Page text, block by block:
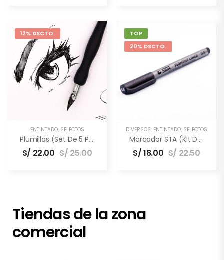
12% DSCTO.
ENTINTADO, SELECTOS
Plumillas (Set De 5 Puntas)
S/ 22.00 S/25.00
TOP
20% DSCTO.
DIVERSOS, ENTINTADO, SELECTOS
Marcador STA (Kit De 3 Unidades)
S/18.00 S/22.50
Tiendas de la zona
comercial